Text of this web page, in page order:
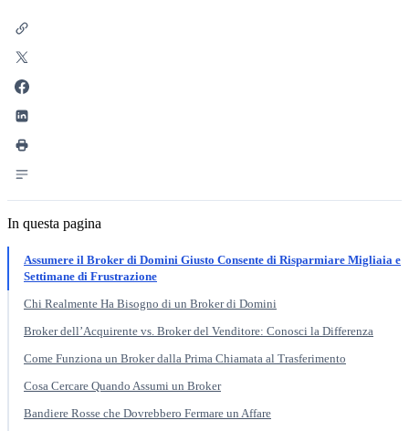
In questa pagina
Assumere il Broker di Domini Giusto Consente di Risparmiare Migliaia e
Settimane di Frustrazione
Chi Realmente Ha Bisogno di un Broker di Domini
Broker dell’Acquirente vs. Broker del Venditore: Conosci la Differenza
Come Funziona un Broker dalla Prima Chiamata al Trasferimento
Cosa Cercare Quando Assumi un Broker
Bandiere Rosse che Dovrebbero Fermare un Affare